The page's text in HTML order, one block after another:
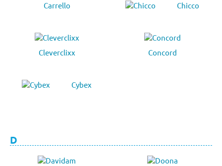
Carrello Chicco
Cleverclixx Concord
Cybex
D